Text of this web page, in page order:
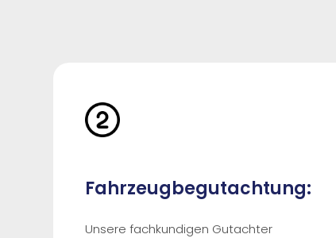
Fahrzeugbegutachtung:
Unsere fachkundigen Gutachter